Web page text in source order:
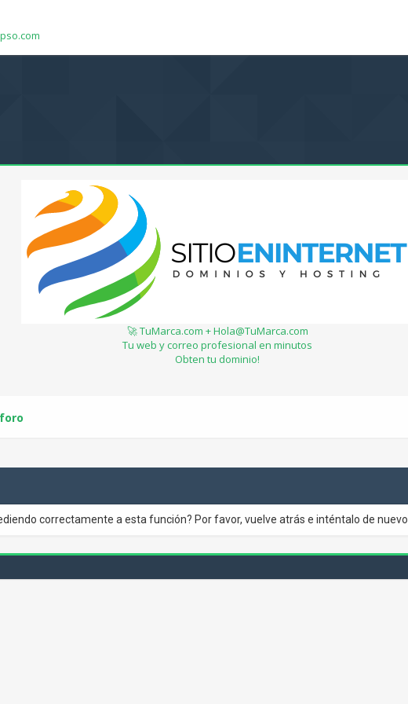
🚀 TuMarca.com + Hola@TuMarca.com
Tu web y correo profesional en minutos
Obten tu dominio!
correctamente a esta función? Por favor, vuelve atrás e inténtalo de nuevo.